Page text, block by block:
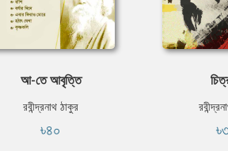
আ-তে আবৃত্তি
রবীন্দ্রনাথ ঠাকুর
৳৪০